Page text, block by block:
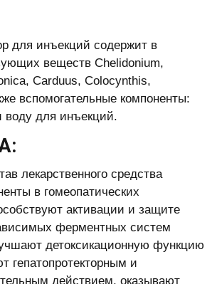
для инъекций содержит в
веществ Chelidonium,
Carduus, Colocynthis,
вспомогательные компоненты:
воду для инъекций.
лекарственного средства
в гомеопатических
активации и защите
ферментных систем
детоксикационную функцию
гепатопротекторным и
действием, оказывают